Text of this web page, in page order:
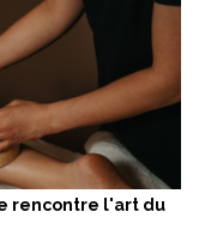
rencontre l'art du